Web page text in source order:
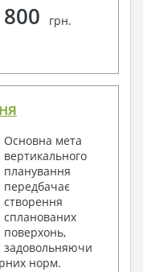
грн.
Основна мета
вертикального
планування
передбачає
створення
спланованих
поверхонь,
задовольняючи
норм.